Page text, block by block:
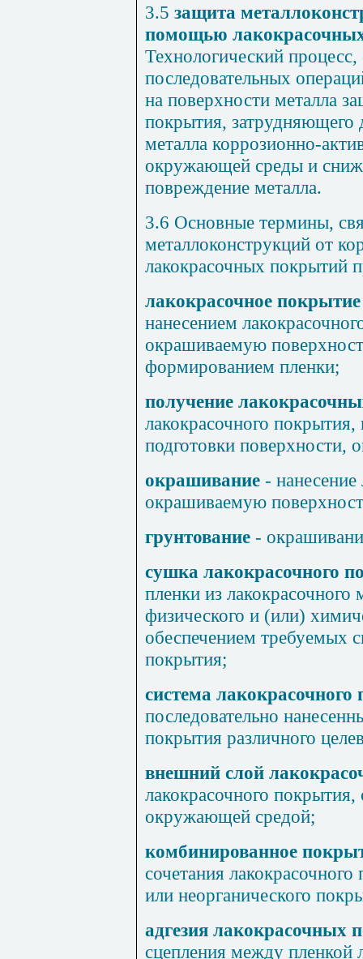
3.5 защита
помощью
Технологический
последовательных
на поверхности металла
покрытия, затрудняющего
металла коррозионно-
окружающей среды и
повреждение металла.
3.6 Основные термины,
металлоконструкций от
лакокрасочных покрытий
лакокрасочное покрытие
нанесением
окрашиваемую
формированием пленки;
получение
лакокрасочного
подготовки поверхности,
окрашивание - нанесение
окрашиваемую
грунтование -
сушка лакокрасочного
пленки из лакокрасочного
физического и (или)
обеспечением требуемых
покрытия;
система
последовательно
покрытия различного
внешний слой
лакокрасочного
окружающей средой;
комбинированное
сочетания
или неорганического
адгезия лакокрасочных
сцепления между пленкой